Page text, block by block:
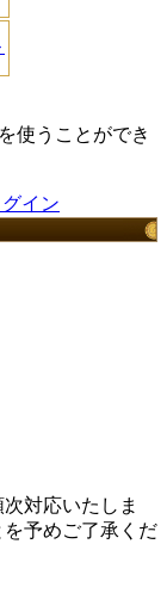
使うことができ
イン
対応いたしま
予めご了承くだ